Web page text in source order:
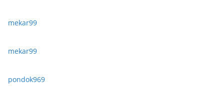
mekar99
mekar99
pondok969